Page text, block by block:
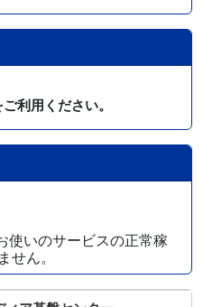
ご利用ください。
使いのサービスの正常稼
ん。